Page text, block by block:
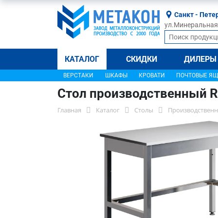
Санкт -
КАТАЛОГ СКИДКИ ДИЛЕРЫ
ВЕРСТАКИ ШКАФЫ КРОВАТИ ПОЧТОВЫЕ
Стол производственный
Главная Каталог Столы